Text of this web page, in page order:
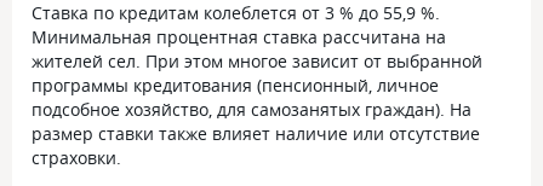
Ставка по кредитам колеблется от 3 % до 55,9 %.
Минимальная процентная ставка рассчитана на
жителей сел. При этом многое зависит от выбранной
программы кредитования (пенсионный, личное
подсобное хозяйство, для самозанятых граждан). На
размер ставки также влияет наличие или отсутствие
страховки.